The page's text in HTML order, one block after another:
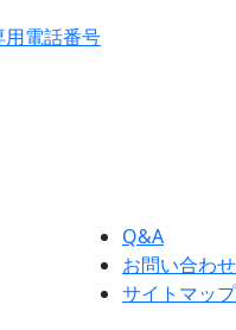
電話番号
Q&A
お問い合わせ
サイトマップ